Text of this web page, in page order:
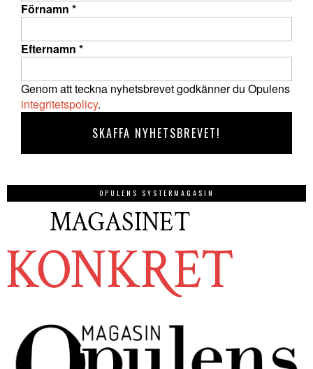
Förnamn *
Efternamn *
Genom att teckna nyhetsbrevet godkänner du Opulens
integritetspolicy.
OPULENS SYSTERMAGASIN